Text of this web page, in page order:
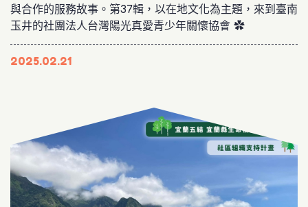
與合作的服務故事。第37輯，以在地文化為主題，來到臺南
玉井的社團法人台灣陽光真愛青少年關懷協會 ✿
2025.02.21